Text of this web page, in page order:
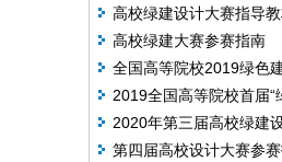
南
高校绿建设计大赛指导
高校绿建大赛参赛指南
全国高等院校2019绿色
设计技能大赛
2019全国高等院校首届“
建筑设计”技能大赛杰出
2020年第三届高校绿建
大赛报名表
第四届高校设计大赛参